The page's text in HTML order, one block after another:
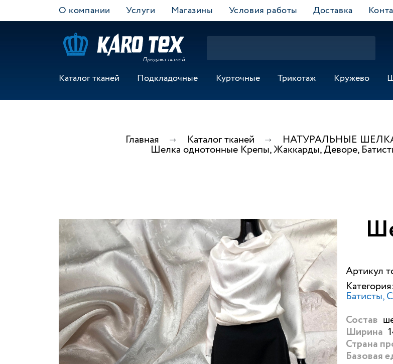
О компании Услуги Магазины Условия работы Доставка
Продажа тканей
Каталог тканей Подкладочные Курточные Трикотаж Кружево
Главная Каталог тканей НАТУРАЛЬНЫЕ
Шелка однотонные Крепы, Жаккарды, Деворе,
Артикул
Батисты
Состав
Ширина
Страна
Базовая